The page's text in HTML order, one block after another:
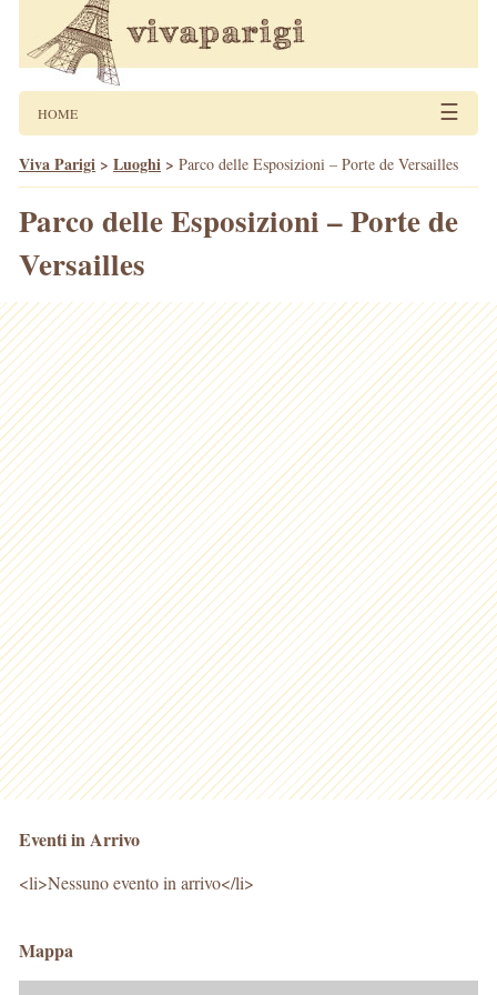
HOME ☰
Viva Parigi > Luoghi > Parco delle Esposizioni – Porte de Versailles
Parco delle Esposizioni – Porte de
Versailles
Eventi in Arrivo
<li>Nessuno evento in arrivo</li>
Mappa